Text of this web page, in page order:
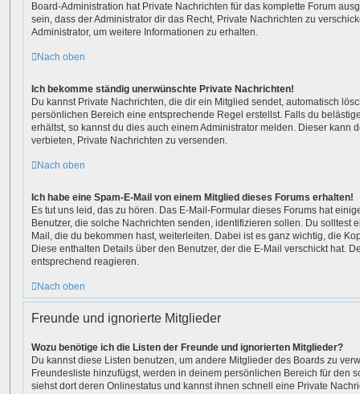
Board-Administration hat Private Nachrichten für das komplette Forum
sein, dass der Administrator dir das Recht, Private Nachrichten zu
Administrator, um weitere Informationen zu erhalten.
Nach oben
Ich bekomme ständig unerwünschte Private Nachrichten!
Du kannst Private Nachrichten, die dir ein Mitglied sendet, automatisch
persönlichen Bereich eine entsprechende Regel erstellst. Falls du
erhältst, so kannst du dies auch einem Administrator melden. Dieser kann
verbieten, Private Nachrichten zu versenden.
Nach oben
Ich habe eine Spam-E-Mail von einem Mitglied dieses Forums erhalten!
Es tut uns leid, das zu hören. Das E-Mail-Formular dieses Forums hat
Benutzer, die solche Nachrichten senden, identifizieren sollen. Du solltest
Mail, die du bekommen hast, weiterleiten. Dabei ist es ganz wichtig, die
Diese enthalten Details über den Benutzer, der die E-Mail verschickt hat.
entsprechend reagieren.
Nach oben
Freunde und ignorierte Mitglieder
Wozu benötige ich die Listen der Freunde und ignorierten Mitglieder?
Du kannst diese Listen benutzen, um andere Mitglieder des Boards zu
Freundesliste hinzufügst, werden in deinem persönlichen Bereich für den
siehst dort deren Onlinestatus und kannst ihnen schnell eine Private